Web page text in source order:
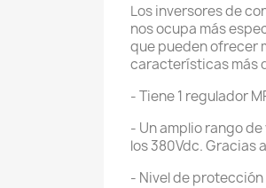
Los inversores de
nos ocupa más
que pueden ofrecer
características más
- Tiene 1 regulador
- Un amplio rango
los 380Vdc. Gracias
- Nivel de